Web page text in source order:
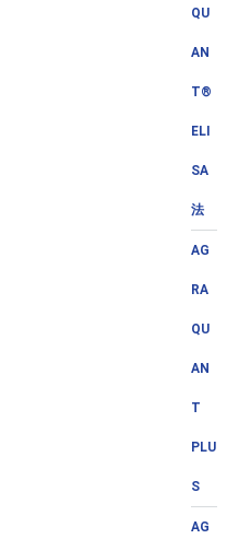
QU
AN
T®
ELI
SA
法
AG
RA
QU
AN
T
PLU
S
AG